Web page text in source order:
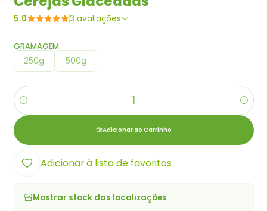
5.0 3 avaliações
GRAMAGEM
250g 500g
Quantidade
Adicionar ao Carrinho
Adicionar à lista de favoritos
Mostrar stock das localizações